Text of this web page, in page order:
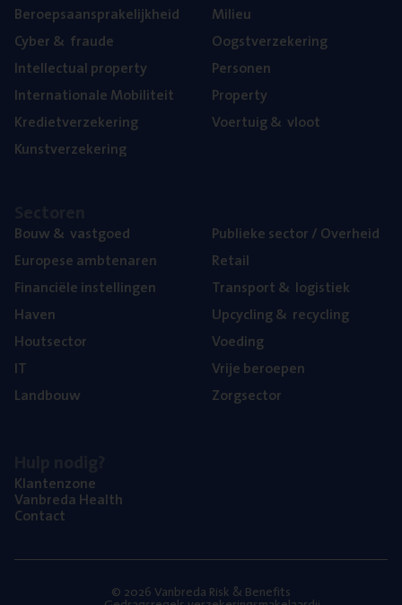
Beroeps­aan­spra­ke­lijk­heid
Cyber& fraude
Intel­lec­tu­al property
Inter­na­ti­o­na­le Mobiliteit
Kre­diet­ver­ze­ke­ring
Kunst­ver­ze­ke­ring
Mili­eu
Oogst­ver­ze­ke­ring
Per­so­nen
Pro­per­ty
Voer­tuig& vloot
Bouw& vastgoed
Euro­pe­se ambtenaren
Finan­ci­ë­le instellingen
Haven
Hout­sec­tor
IT
Land­bouw
Publie­ke sec­tor / Overheid
Retail
Trans­port& logistiek
Upcy­cling& recycling
Voe­ding
Vrije beroe­pen
Zorg­sec­tor
Klan­ten­zo­ne
Van­b­re­da Health
Con­tact
© 2026 Vanbreda Risk & Benefits